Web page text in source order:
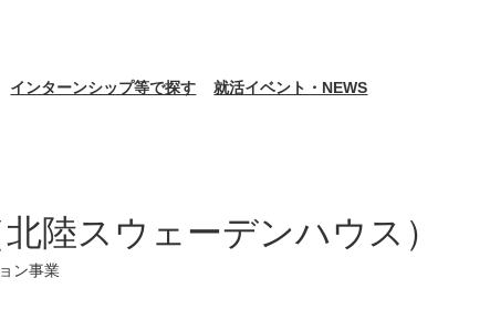
インターンシップ等で探す 就活イベント・NEWS
陸スウェーデンハウス）
ン事業